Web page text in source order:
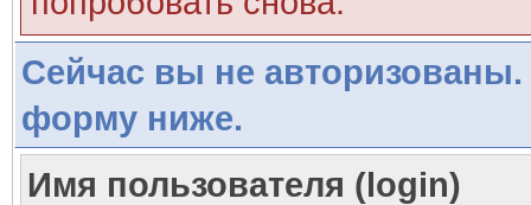
Сейчас вы не авторизованы.
форму ниже.
Имя пользователя (login)